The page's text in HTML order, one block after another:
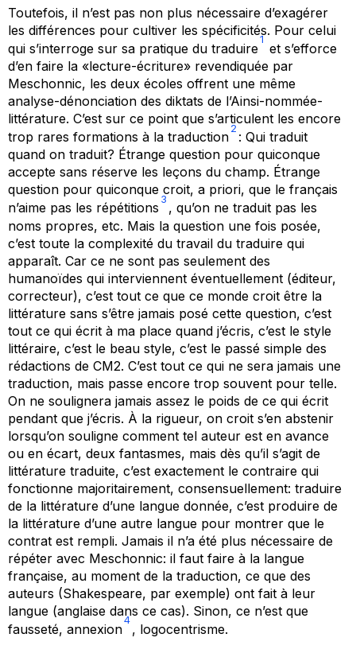
Toutefois, il n’est pas non plus nécessaire d’exagérer
les différences pour cultiver les spécificités. Pour celui
qui s’interroge sur sa pratique du traduire
1
et s’efforce
d’en faire la «lecture-écriture» revendiquée par
Meschonnic, les deux écoles offrent une même
analyse-dénonciation des diktats de l’Ainsi-nommée-
littérature. C’est sur ce point que s’articulent les encore
trop rares formations à la traduction
2
: Qui traduit
quand on traduit? Étrange question pour quiconque
accepte sans réserve les leçons du champ. Étrange
question pour quiconque croit, a priori, que le français
n’aime pas les répétitions
3
, qu’on ne traduit pas les
noms propres, etc. Mais la question une fois posée,
c’est toute la complexité du travail du traduire qui
apparaît. Car ce ne sont pas seulement des
humanoïdes qui interviennent éventuellement (éditeur,
correcteur), c’est tout ce que ce monde croit être la
littérature sans s’être jamais posé cette question, c’est
tout ce qui écrit à ma place quand j’écris, c’est le style
littéraire, c’est le beau style, c’est le passé simple des
rédactions de CM2. C’est tout ce qui ne sera jamais une
traduction, mais passe encore trop souvent pour telle.
On ne soulignera jamais assez le poids de ce qui écrit
pendant que j’écris. À la rigueur, on croit s’en abstenir
lorsqu’on souligne comment tel auteur est en avance
ou en écart, deux fantasmes, mais dès qu’il s’agit de
littérature traduite, c’est exactement le contraire qui
fonctionne majoritairement, consensuellement: traduire
de la littérature d’une langue donnée, c’est produire de
la littérature d’une autre langue pour montrer que le
contrat est rempli. Jamais il n’a été plus nécessaire de
répéter avec Meschonnic: il faut faire à la langue
française, au moment de la traduction, ce que des
auteurs (Shakespeare, par exemple) ont fait à leur
langue (anglaise dans ce cas). Sinon, ce n’est que
fausseté, annexion
4
, logocentrisme.